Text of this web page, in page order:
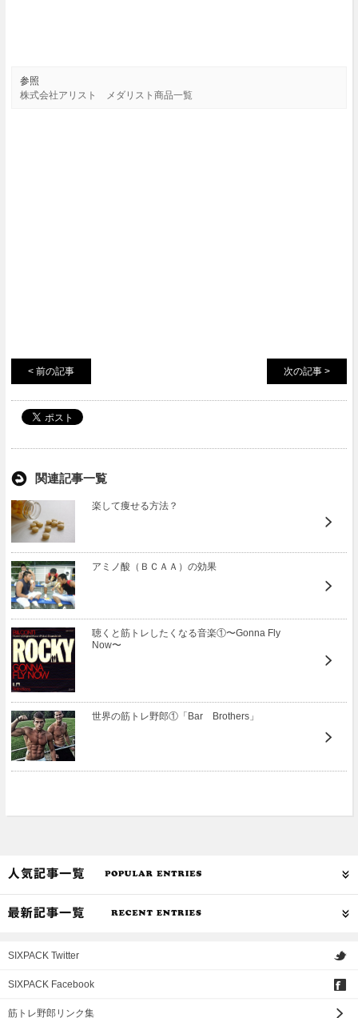
参照
株式会社アリスト メダリスト商品一覧
< 前の記事 次の記事 >
関連記事一覧
楽して痩せる方法？
アミノ酸（ＢＣＡＡ）の効果
聴くと筋トレしたくなる音楽①〜Gonna Fly
Now〜
世界の筋トレ野郎①「Bar Brothers」
SIXPACK Twitter
SIXPACK Facebook
筋トレ野郎リンク集